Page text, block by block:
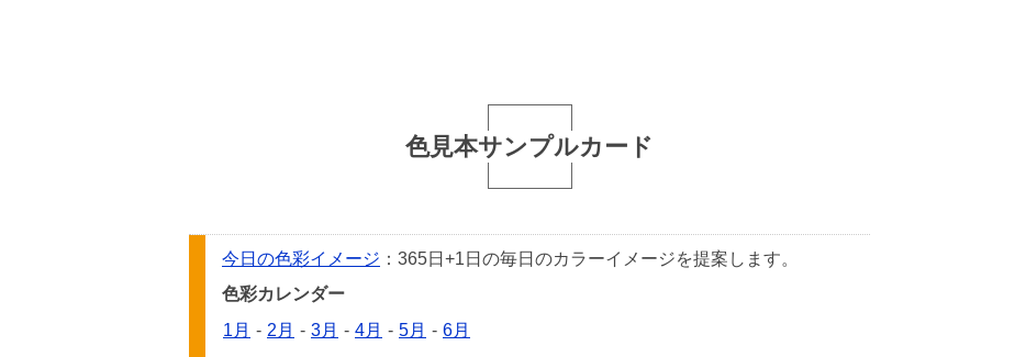
色見本サンプルカード
今日の色彩イメージ ：365日+1日の毎日のカラーイメージを提案します。
色彩カレンダー
1月 - 2月 - 3月 - 4月 - 5月 - 6月